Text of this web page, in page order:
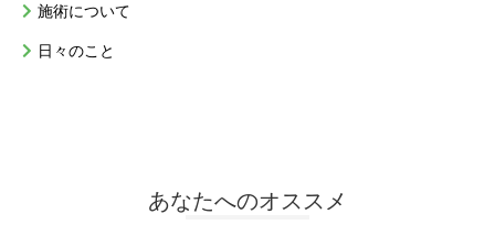
施術について
日々のこと
あなたへのオススメ